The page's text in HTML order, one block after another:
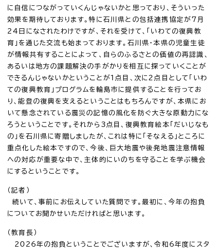
に自信につながっていくんじゃないかと思っており、そういった
効果を期待しております。特に石川県との包括連携協定が7月
24日になされたわけですが、それを受けて、「いわての復興教
育」を通じた交流も始まっております。石川県・本県の児童生徒
が情報共有することによって、自らのふるさとの価値の再認識、
あるいは地方の課題解決の手がかりを相互に探っていくことが
できるんじゃないかということが1点目、次に2点目として「いわ
ての復興教育」プログラムを輪島市に提供することを行ってお
り、能登の復興を支えるということはもちろんですが、本県にお
いて懸念されている震災の記憶の風化を防ぐ大きな原動力にな
ろうということです。それから3点目、復興教育絵本「だいじなも
の」を石川県に寄贈しましたが、これは特に「そなえる」ところに
重点化した絵本ですので、今後、巨大地震や後発地震注意情報
への対応が重要な中で、主体的にいのちを守ることを学ぶ機会
にするということです。
（記者）
続いて、事前にお伝えしていた質問です。最初に、今年の抱負
についてお聞かせいただければと思います。
（教育長）
2026年の抱負ということでございますが、令和6年度にスタ